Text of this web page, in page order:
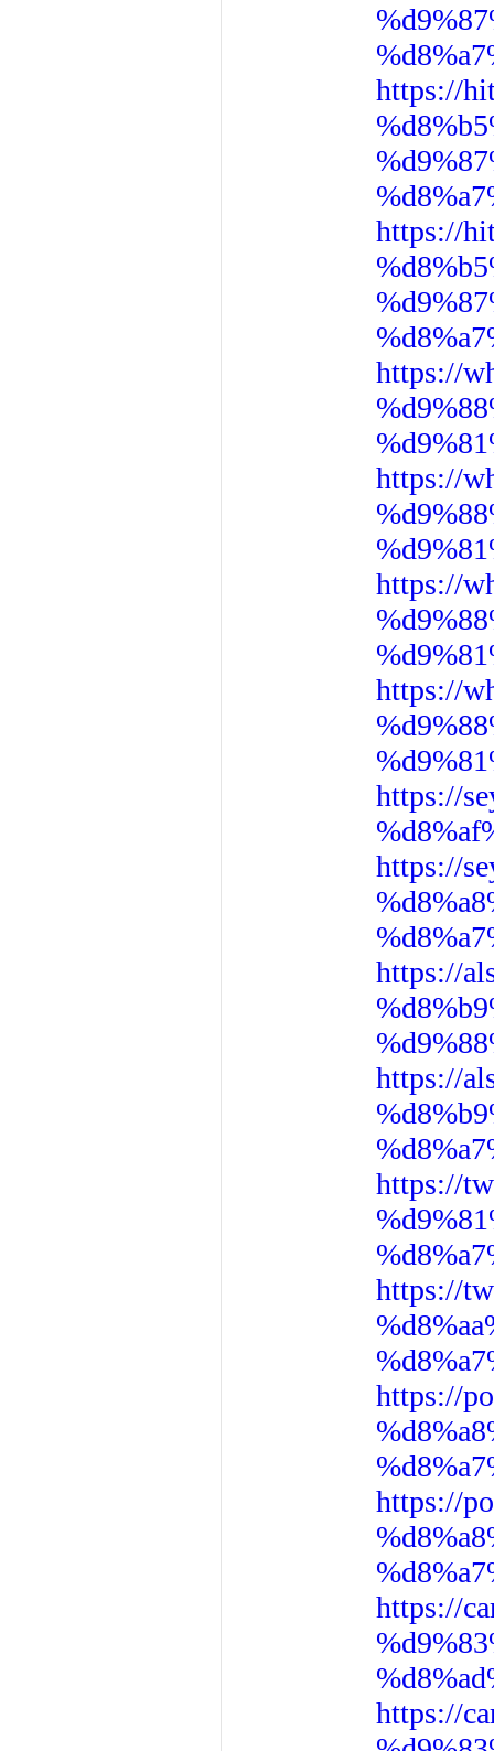
https://
https://
https://
https://
https://
https://
https://
https://
https://
https://
https://
https://
https://
https://
https://
https://